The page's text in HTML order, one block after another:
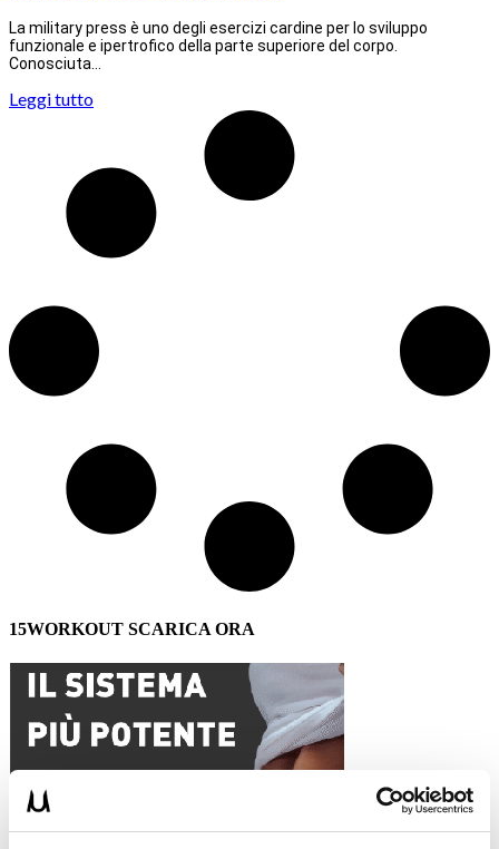
La military press è uno degli esercizi cardine per lo sviluppo
funzionale e ipertrofico della parte superiore del corpo.
Conosciuta…
Leggi tutto
15WORKOUT SCARICA ORA